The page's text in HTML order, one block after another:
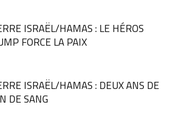
ISRAËL/HAMAS : LE HÉROS
FORCE LA PAIX
ISRAËL/HAMAS : DEUX ANS DE
DE SANG